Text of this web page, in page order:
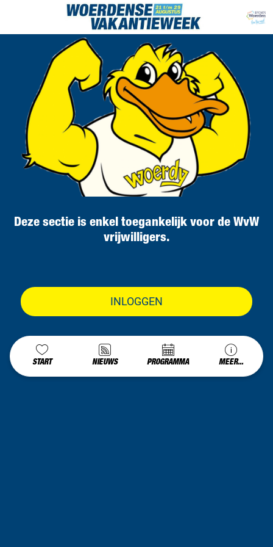
Deze sectie is enkel toegankelijk voor de WvW
vrijwilligers.
INLOGGEN
START NIEUWS PROGRAMMA MEER...